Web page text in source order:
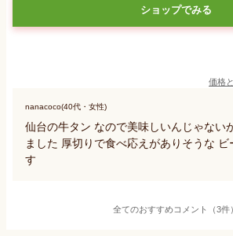
ショップでみる
価格
nanacoco(40代・女性)
仙台の牛タン なので美味しいんじゃない
ました 厚切りで食べ応えがありそうな
す
全てのおすすめコメント（3件）